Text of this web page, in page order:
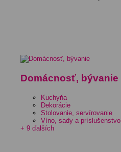
Domácnosť, bývanie
Kuchyňa
Dekorácie
Stolovanie, servírovanie
Víno, sady a príslušenstvo
+ 9 ďalších